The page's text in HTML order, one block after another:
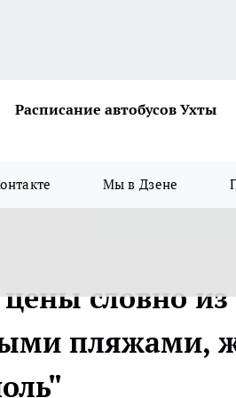
Расписание автобусов Ухты
Мы в Дзене
цены словно
пляжами,